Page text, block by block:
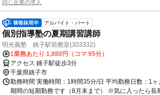
同じ企業の求人
アルバイト・パート
個別指導塾の夏期講習講師
明光義塾 銚子駅前教室(303332)
1業務あたり 1,880円（コマ 95分）
アクセス 銚子駅徒歩3分
千葉県銚子市
勤務時間 実働時間：1時間35分/日 平均勤務日数：1
期間の短期勤務です（8月末まで） ※気に入ったら長